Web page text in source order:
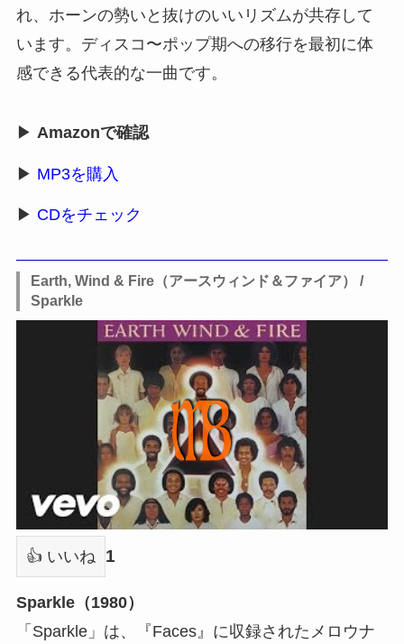
れ、ホーンの勢いと抜けのいいリズムが共存して
います。ディスコ〜ポップ期への移行を最初に体
感できる代表的な一曲です。
▶ Amazonで確認
▶ MP3を購入
▶ CDをチェック
Earth, Wind & Fire（アースウィンド＆ファイア） /
Sparkle
👍 いいね 1
Sparkle（1980）
「Sparkle」は、『Faces』に収録されたメロウナ